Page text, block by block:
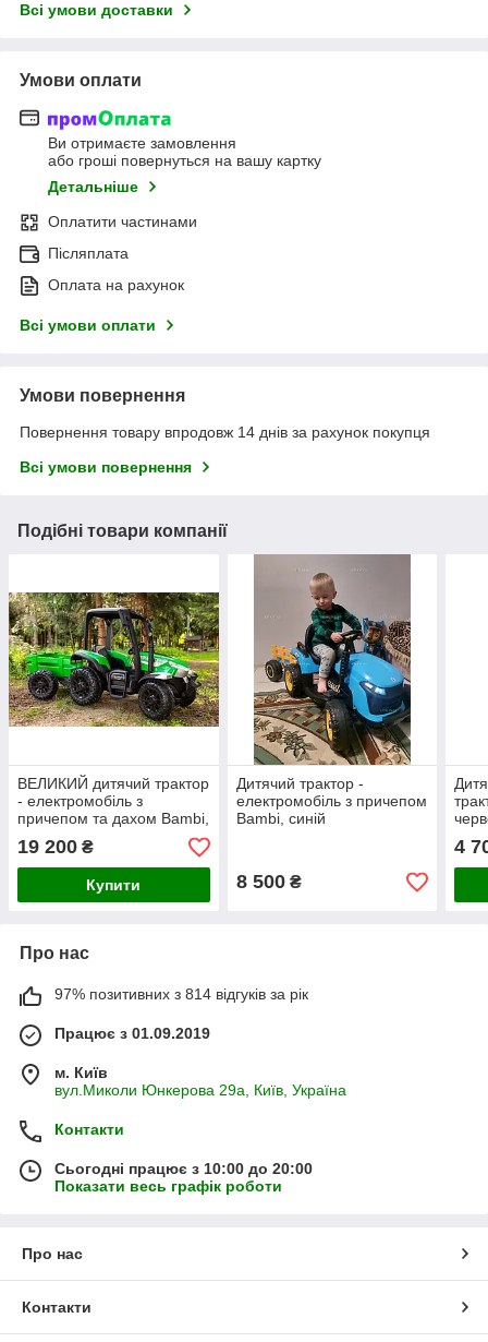
Всі умови доставки
Умови оплати
Ви отримаєте замовлення
або гроші повернуться на вашу картку
Детальніше
Оплатити частинами
Післяплата
Оплата на рахунок
Всі умови оплати
Умови повернення
Повернення товару впродовж 14 днів за рахунок покупця
Всі умови повернення
Подібні товари компанії
ВЕЛИКИЙ дитячий трактор
- електромобіль з
причепом та дахом Bambi,
19 200 ₴
Купити
Дитячий трактор -
електромобіль з причепом
Bambi, синій
8 500₴
4
Про нас
97% позитивних з 814 відгуків за рік
Працює з 01.09.2019
м. Київ
вул.Миколи Юнкерова 29а, Київ, Україна
Контакти
Сьогодні працює з 10:00 до 20:00
Показати весь графік роботи
Про нас
Контакти